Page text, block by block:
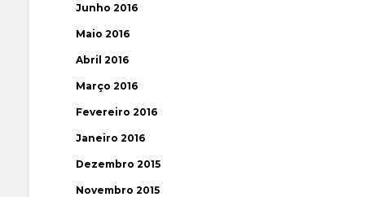
Junho 2016
Maio 2016
Abril 2016
Março 2016
Fevereiro 2016
Janeiro 2016
Dezembro 2015
Novembro 2015